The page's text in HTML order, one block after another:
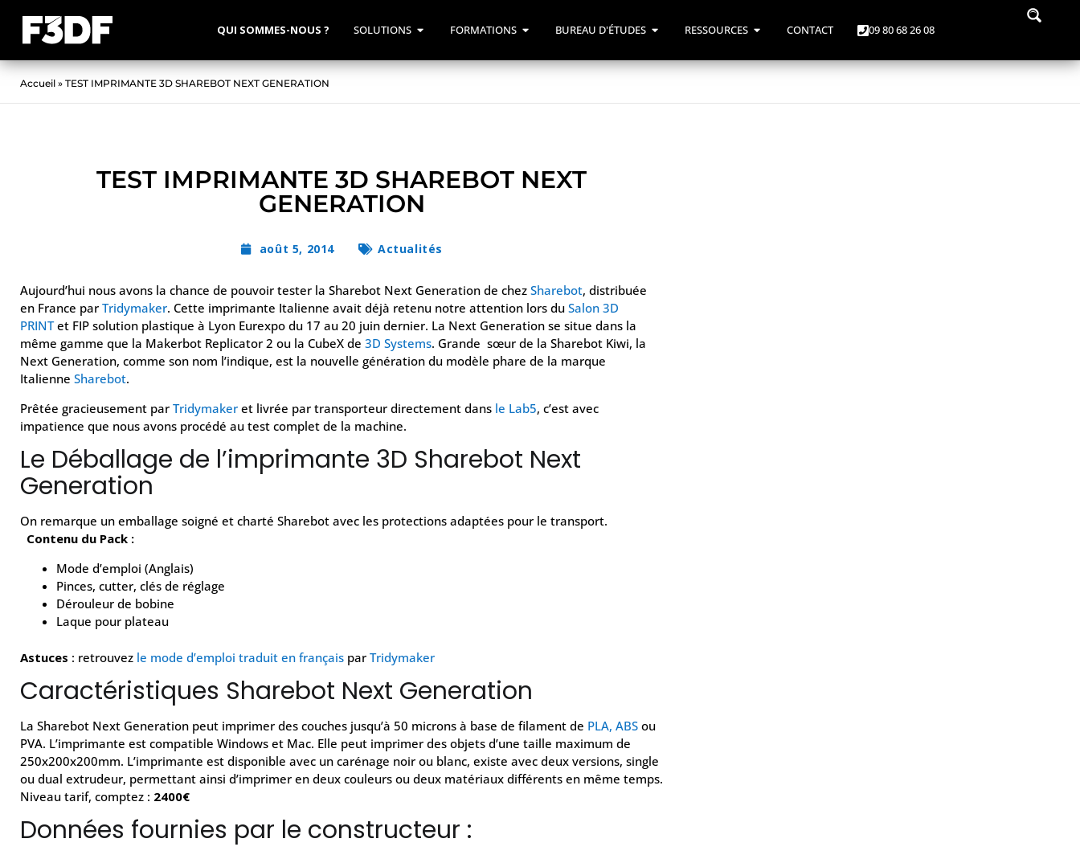
QUI SOMMES-NOUS ? SOLUTIONS FORMATIONS BUREAU D'ÉTUDES RESSOURCES CONTACT 09 80 68 26 08
Accueil » TEST IMPRIMANTE 3D SHAREBOT NEXT GENERATION
TEST IMPRIMANTE 3D SHAREBOT NEXT
GENERATION
août 5, 2014 Actualités
Aujourd’hui nous avons la chance de pouvoir tester la Sharebot Next Generation de chez Sharebot, distribuée
en France par Tridymaker. Cette imprimante Italienne avait déjà retenu notre attention lors du Salon 3D
PRINTet FIP solution plastique à Lyon Eurexpo du 17 au 20 juin dernier. La Next Generation se situe dans la
même gamme que la Makerbot Replicator 2 ou la CubeX de 3D Systems. Grande sœur de la Sharebot Kiwi, la
Next Generation, comme son nom l’indique, est la nouvelle génération du modèle phare de la marque
Italienne Sharebot.
Prêtée gracieusement par Tridymaker et livrée par transporteur directement dans le Lab5, c’est avec
impatience que nous avons procédé au test complet de la machine.
Le Déballage de l’imprimante 3D Sharebot Next
Generation
On remarque un emballage soigné et charté Sharebot avec les protections adaptées pour le transport.
Contenu du Pack :
Mode d’emploi (Anglais)
Pinces, cutter, clés de réglage
Dérouleur de bobine
Laque pour plateau
Astuces : retrouvez le mode d’emploi traduit en français par Tridymaker
Caractéristiques Sharebot Next Generation
La Sharebot Next Generation peut imprimer des couches jusqu’à 50 microns à base de filament de PLA, ABS ou
PVA. L’imprimante est compatible Windows et Mac. Elle peut imprimer des objets d’une taille maximum de
250x200x200mm. L’imprimante est disponible avec un carénage noir ou blanc, existe avec deux versions, single
ou dual extrudeur, permettant ainsi d’imprimer en deux couleurs ou deux matériaux différents en même temps.
Niveau tarif, comptez : 2400€
Données fournies par le constructeur :